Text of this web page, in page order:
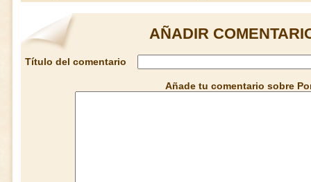
AÑADIR
Título del comentario
Añade tu comentario sobre